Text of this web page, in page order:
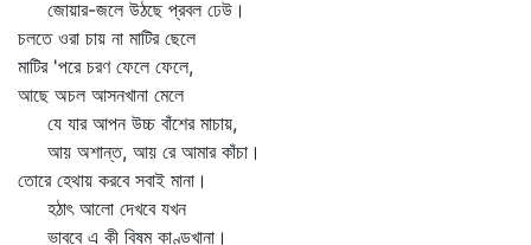
জোয়ার-জলে উঠছে প্রবল ঢেউ।
চলতে ওরা চায় না মাটির ছেলে
মাটির 'পরে চরণ ফেলে ফেলে,
আছে অচল আসনখানা মেলে
যে যার আপন উচ্চ বাঁশের মাচায়,
আয় অশান্ত, আয় রে আমার কাঁচা।
তোরে হেথায় করবে সবাই মানা।
হঠাৎ আলো দেখবে যখন
ভাববে এ কী বিষম কাণ্ডখানা।